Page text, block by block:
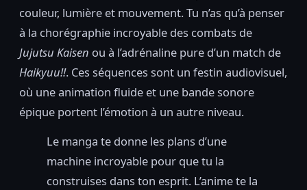
couleur, lumière et mouvement. Tu n’as qu’à penser
à la chorégraphie incroyable des combats de
Jujutsu Kaisen ou à l’adrénaline pure d’un match de
Haikyuu!!. Ces séquences sont un festin audiovisuel,
où une animation fluide et une bande sonore
épique portent l’émotion à un autre niveau.
Le manga te donne les plans d’une
machine incroyable pour que tu la
construises dans ton esprit. L’anime te la